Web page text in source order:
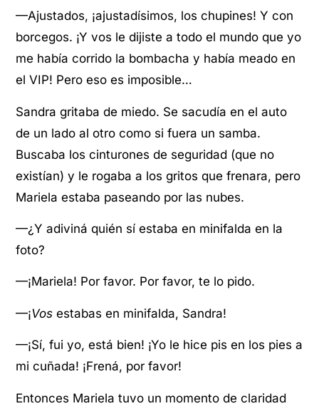
—Ajustados, ¡ajustadísimos, los chupines! Y con
borcegos. ¡Y vos le dijiste a todo el mundo que yo
me había corrido la bombacha y había meado en
el VIP! Pero eso es imposible…
Sandra gritaba de miedo. Se sacudía en el auto
de un lado al otro como si fuera un samba.
Buscaba los cinturones de seguridad (que no
existían) y le rogaba a los gritos que frenara, pero
Mariela estaba paseando por las nubes.
—¿Y adiviná quién sí estaba en minifalda en la
foto?
—¡Mariela! Por favor. Por favor, te lo pido.
—¡Vos estabas en minifalda, Sandra!
—¡Sí, fui yo, está bien! ¡Yo le hice pis en los pies a
mi cuñada! ¡Frená, por favor!
Entonces Mariela tuvo un momento de claridad